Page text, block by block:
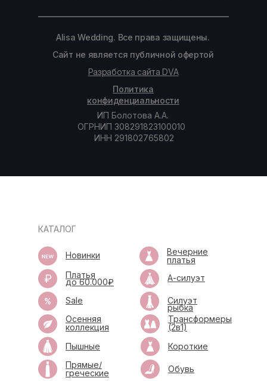
Alisa Wedding. Все права защищены.
Сайт не является публичной офертой
Политика
конфиденциальности
Разработка сайта DVA
ИП Болотова А.А.
ОГРНИП 308291823100010
ИНН 291802765802
КАТАЛОГ
Осенняя
коллекция
Вечерние
платья
Силуэт
рыбка
Новинки
Платья
до 60.000₽ А-силуэт
Пышные
Прямые/
греческие
Трансформеры
(2в1)
Короткие
Обувь
Sale